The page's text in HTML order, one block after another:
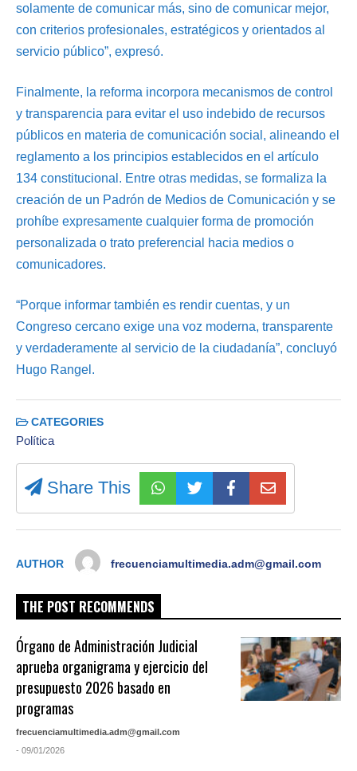
solamente de comunicar más, sino de comunicar mejor,
con criterios profesionales, estratégicos y orientados al
servicio público”, expresó.
Finalmente, la reforma incorpora mecanismos de control
y transparencia para evitar el uso indebido de recursos
públicos en materia de comunicación social, alineando el
reglamento a los principios establecidos en el artículo
134 constitucional. Entre otras medidas, se formaliza la
creación de un Padrón de Medios de Comunicación y se
prohíbe expresamente cualquier forma de promoción
personalizada o trato preferencial hacia medios o
comunicadores.
“Porque informar también es rendir cuentas, y un
Congreso cercano exige una voz moderna, transparente
y verdaderamente al servicio de la ciudadanía”, concluyó
Hugo Rangel.
CATEGORIES
Política
Share This
AUTHOR frecuenciamultimedia.adm@gmail.com
THE POST RECOMMENDS
Órgano de Administración Judicial
aprueba organigrama y ejercicio del
presupuesto 2026 basado en
programas
frecuenciamultimedia.adm@gmail.com
- 09/01/2026